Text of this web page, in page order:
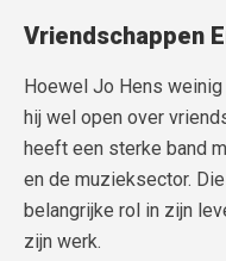
Vriendschappen
Hoewel Jo Hens
hij wel open over
heeft een sterke band
en de muzieksector.
belangrijke rol in zijn
zijn werk.